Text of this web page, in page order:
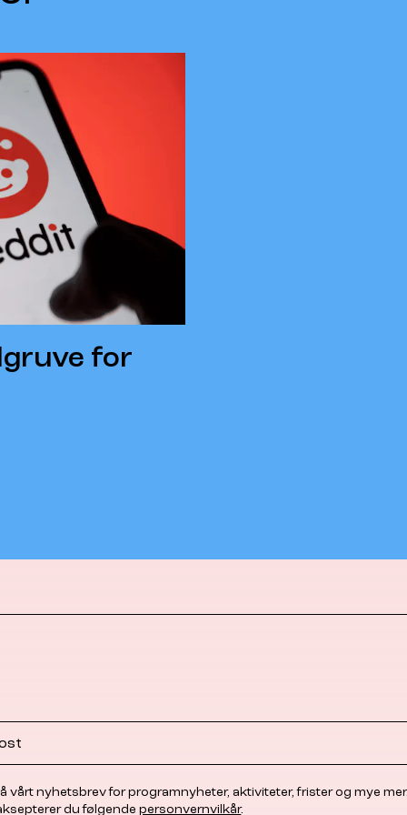
for
vårt nyhetsbrev for programnyheter, aktiviteter, frister og mye
du følgendepersonvernvilkår.